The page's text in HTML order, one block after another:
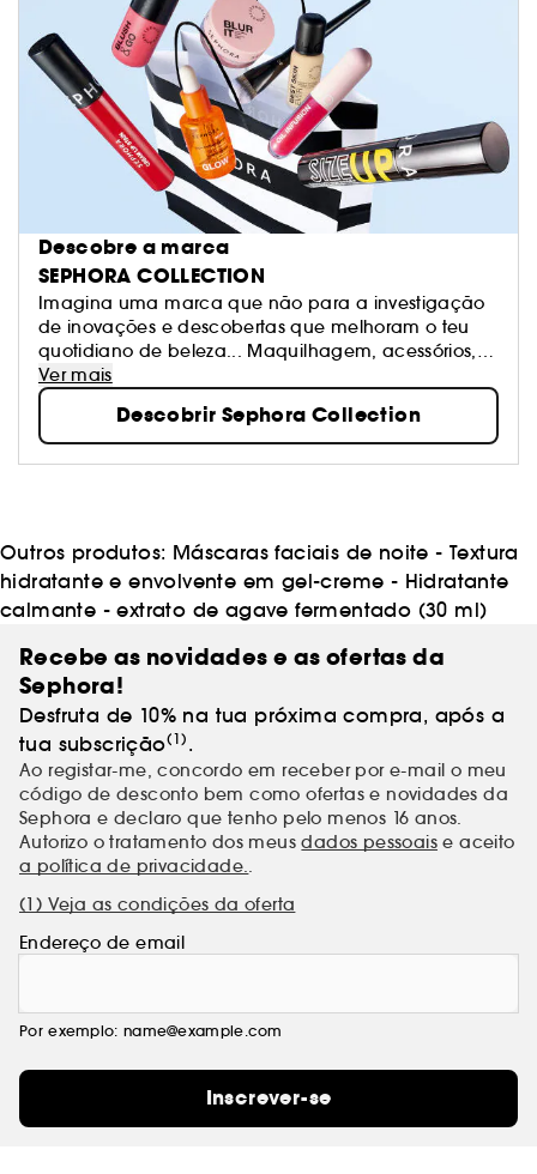
Descobre a marca
SEPHORA COLLECTION
Imagina uma marca que não para a investigação
de inovações e descobertas que melhoram o teu
quotidiano de beleza... Maquilhagem, acessórios,
banho e tratamento: Sephora Collection oferece
produtos excitantes, texturas e cores. Os nossos
produtos estão na vanguarda das tendências e são
sempre de qualidade. Sê livre para criares os teus
próprios visuais e mudar quando te apetecer!
Ver mais
Descobrir Sephora Collection
Outros produtos: Máscaras faciais de noite - Textura
hidratante e envolvente em gel-creme - Hidratante
calmante - extrato de agave fermentado (30 ml)
Recebe as novidades e as ofertas da
Sephora!
Desfruta de 10% na tua próxima compra, após a
tua subscrição(1) .
Ao registar-me, concordo em receber por e-mail o meu
código de desconto bem como ofertas e novidades da
Sephora e declaro que tenho pelo menos 16 anos.
Autorizo o tratamento dos meusdados pessoais e aceito
a política de privacidade..
(1) Veja as condições da oferta
Endereço de email
Por exemplo: name@example.com
Inscrever-se